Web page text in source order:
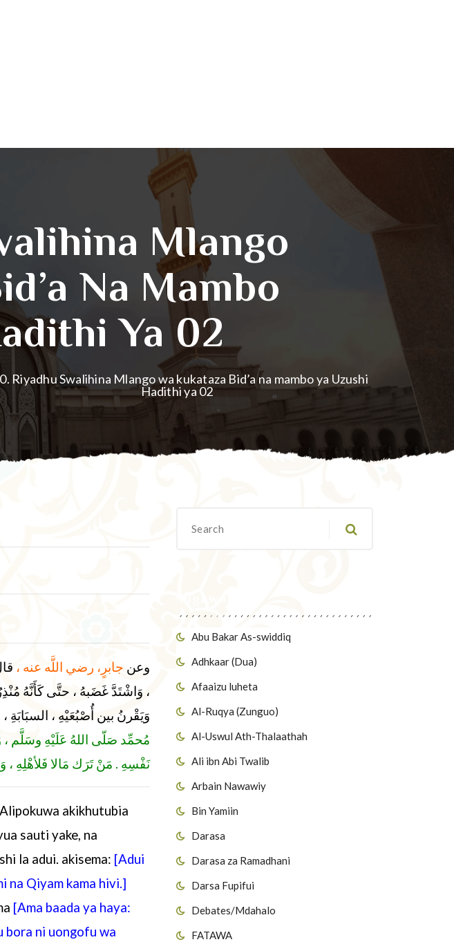
Mlango
Na Mambo
Ya 02
Riyadhu Swalihina Mlango wa kukataza Bid’a na mambo ya Uzushi
Hadithi ya 02
Abu Bakar As-swiddiq
Adhkaar (Dua)
Afaaizu luheta
Al-Ruqya (Zunguo)
Al-Uswul Ath-Thalaathah
Ali ibn Abi Twalib
Arbain Nawawiy
Bin Yamiin
Darasa
Darasa za Ramadhani
Darsa Fupifui
Debates/Mdahalo
FATAWA
وعن جابرٍ، رضي اللَّه عنه ،
، وَاشْتَدَّ غَضَبهُ ، حتَّى كَأَنَّهُ
وَيَقْرنُ بين أُصْبُعَيْهِ ،
مُحمِّد صَلّى اللهُ عَلَيْهِ وسَلَّم ،
نَفْسِهِ . مَنْ تَرَك مَالا فَلأهْلِهِ ،
Alipokuwa akikhutubia
sauti yake, na
la adui. akisema: [Adui
na Qiyam kama hivi.]
[Ama baada ya haya:
bora ni uongofu wa